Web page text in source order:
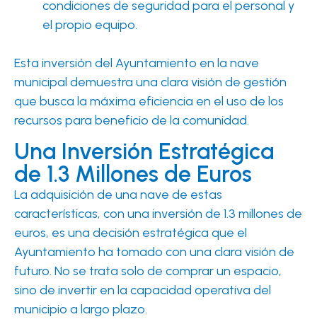
condiciones de seguridad para el personal y
el propio equipo.
Esta inversión del Ayuntamiento en la nave
municipal demuestra una clara visión de gestión
que busca la máxima eficiencia en el uso de los
recursos para beneficio de la comunidad.
Una Inversión Estratégica
de 1.3 Millones de Euros
La adquisición de una nave de estas
características, con una inversión de 1.3 millones de
euros, es una decisión estratégica que el
Ayuntamiento ha tomado con una clara visión de
futuro. No se trata solo de comprar un espacio,
sino de invertir en la capacidad operativa del
municipio a largo plazo.